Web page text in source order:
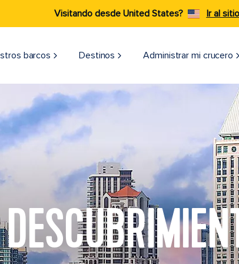
Visitando desde United States? Ir al sitio
barcos Destinos Administrar mi crucero